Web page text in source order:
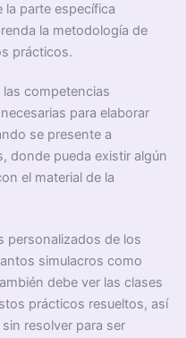
parte específica
la metodología de
prácticos.
las competencias
para elaborar
se presente a
donde pueda existir algún
el material de la
personalizados de los
simulacros como
debe ver las clases
prácticos resueltos, así
resolver para ser